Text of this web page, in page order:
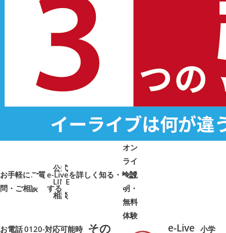
公式
LINE
相談
お手軽にご質
問・ご相談➜ ➜
オン
ライ
ン説
明・
無料
体験
e-Liveを詳しく知る・検討
する
➜➜
お電話0120-対応可能時 その
e-Live
小学